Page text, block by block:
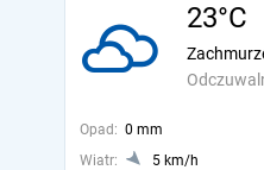
23°C
Opad: 0 mm
Wiatr:
5 km/h